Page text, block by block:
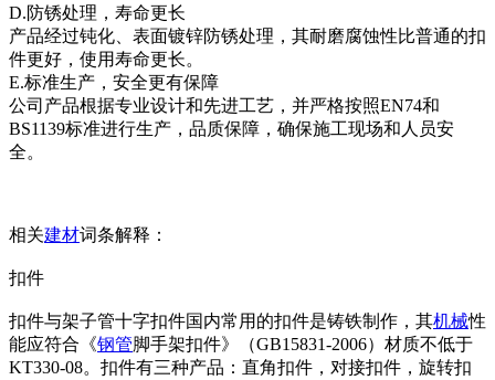
D.防锈处理，寿命更长
产品经过钝化、表面镀锌防锈处理，其耐磨腐蚀性比普通的扣
件更好，使用寿命更长。
E.标准生产，安全更有保障
公司产品根据专业设计和先进工艺，并严格按照EN74和
BS1139标准进行生产，品质保障，确保施工现场和人员安
全。
相关建材词条解释：
扣件
扣件与架子管十字扣件国内常用的扣件是铸铁制作，其机械性
能应符合《钢管脚手架扣件》（GB15831-2006）材质不低于
KT330-08。扣件有三种产品：直角扣件，对接扣件，旋转扣